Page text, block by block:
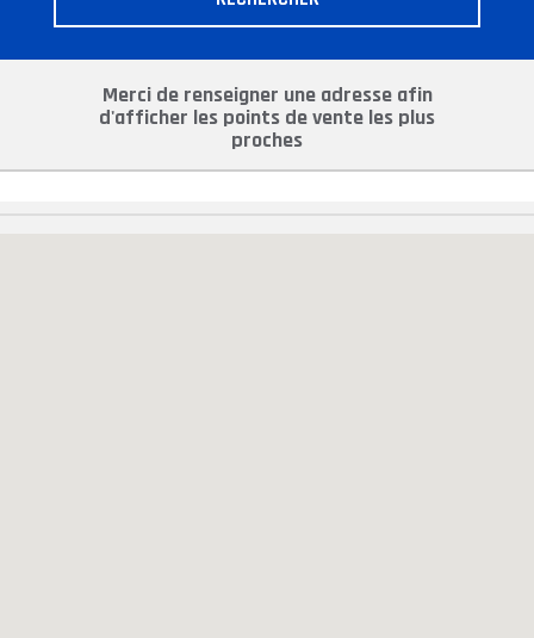
Merci de renseigner une adresse afin
d'afficher les points de vente les plus
proches